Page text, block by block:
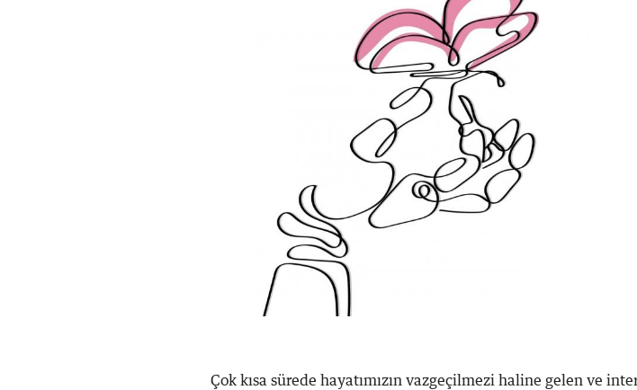
Çok kısa sürede hayatımızın vazgeçilmezi haline gelen ve